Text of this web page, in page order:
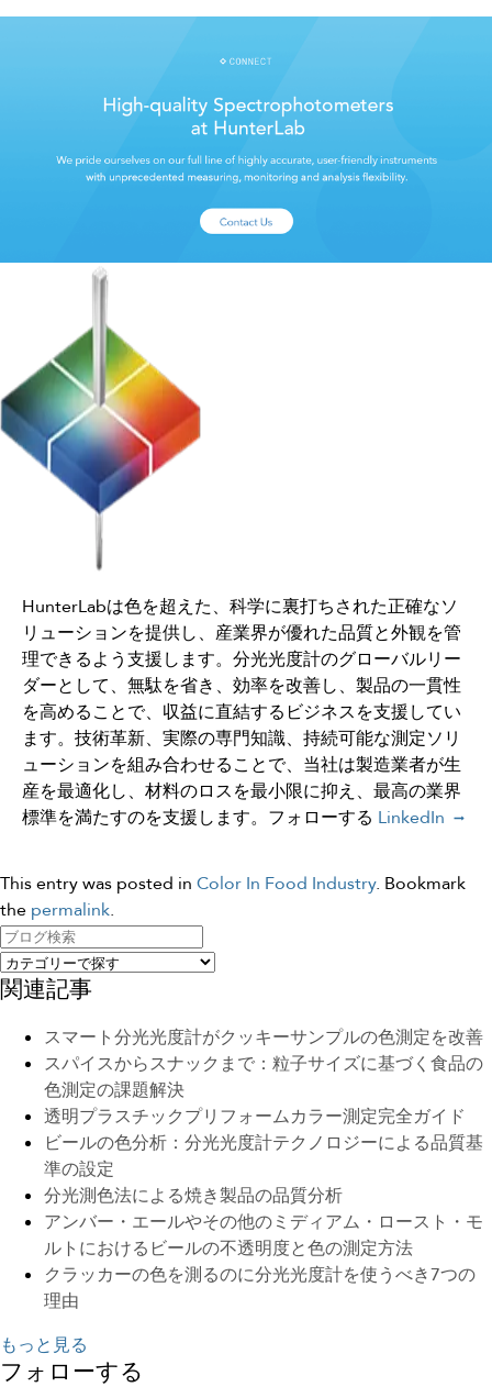
HunterLabは色を超えた、科学に裏打ちされた正確なソ
リューションを提供し、産業界が優れた品質と外観を管
理できるよう支援します。分光光度計のグローバルリー
ダーとして、無駄を省き、効率を改善し、製品の一貫性
を高めることで、収益に直結するビジネスを支援してい
ます。技術革新、実際の専門知識、持続可能な測定ソリ
ューションを組み合わせることで、当社は製造業者が生
産を最適化し、材料のロスを最小限に抑え、最高の業界
標準を満たすのを支援します。フォローする LinkedIn
This entry was posted in Color In Food Industry. Bookmark
the permalink.
関連記事
スマート分光光度計がクッキーサンプルの色測定を改善
スパイスからスナックまで：粒子サイズに基づく食品の
色測定の課題解決
透明プラスチックプリフォームカラー測定完全ガイド
ビールの色分析：分光光度計テクノロジーによる品質基
準の設定
分光測色法による焼き製品の品質分析
アンバー・エールやその他のミディアム・ロースト・モ
ルトにおけるビールの不透明度と色の測定方法
クラッカーの色を測るのに分光光度計を使うべき7つの
理由
もっと見る
フォローする